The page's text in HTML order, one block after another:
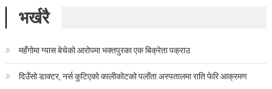
भर्खरै
महँगोमा ग्यास बेचेको आरोपमा भक्तपुरका एक बिक्रेता पक्राउ
दिउँसो डाक्टर, नर्स कुटिएको कालीकोटको पलाँता अस्पतालमा राति फेरि आक्रमण